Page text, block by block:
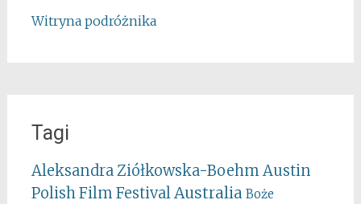
Witryna podróżnika
Tagi
Aleksandra Ziółkowska-Boehm Austin
Polish Film FestivalAustralia Boże